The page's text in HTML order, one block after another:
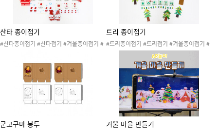
산타 종이접기
#산타종이접기 #산타접기 #겨울종이접기 #
#겨울꾸미기 #겨울도안 #소근육발달놀이 #
겨울환경 #펭귄종이접기 #트리종이접기 #눈
사람종이접기 #트리꾸미기 #미술활동 #산타
클로스종이접기 #산타클로스만들기
트리 종이접기
#트리종이접기 #트리접기 #겨울종이접기 #
겨울접기 #크리스마스종이접기 #겨울환경판
#겨울꾸미기 #겨울도안 #소근육발달놀이 #
겨울환경 #펭귄종이접기 #눈사람종이접기 #
산타종이접기 #트리꾸미기 #미술활동 #종이
컵화분
군고구마 봉투 겨울 마을 만들기